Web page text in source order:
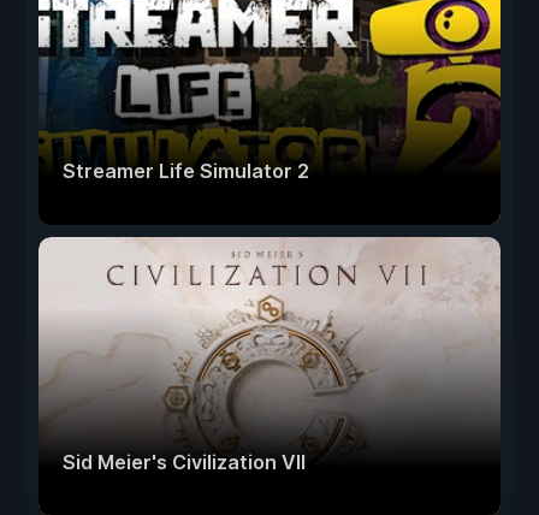
Streamer Life Simulator 2
Sid Meier's Civilization VII